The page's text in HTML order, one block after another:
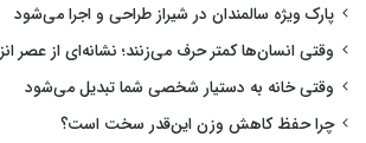
پارک ویژه سالمندان در شیراز طراحی و اجرا می‌شود
وقتی انسان‌ها کمتر حرف می‌زنند؛ نشانه‌ای از عصر
وقتی خانه به دستیار شخصی شما تبدیل می‌شود
چرا حفظ کاهش وزن این‌قدر سخت است؟